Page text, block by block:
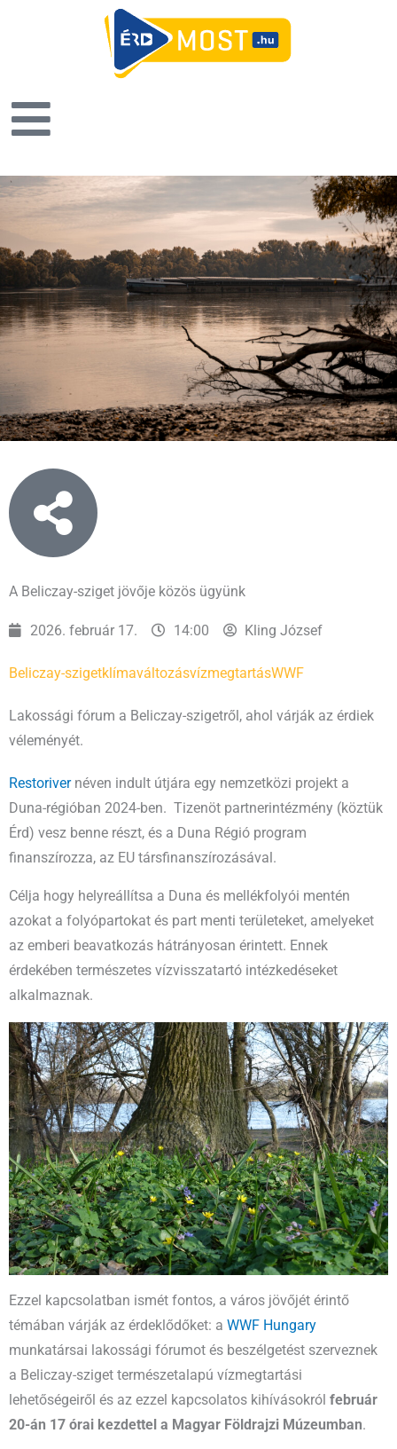
A Beliczay-sziget jövője közös ügyünk
2026. február 17. 14:00 Kling József
Beliczay-szigetklímaváltozásvízmegtartásWWF
Lakossági fórum a Beliczay-szigetről, ahol várják az érdiek
véleményét.
Restorivernéven indult útjára egy nemzetközi projekt a
Duna-régióban 2024-ben. Tizenöt partnerintézmény (köztük
Érd) vesz benne részt, és a Duna Régió program
finanszírozza, az EU társfinanszírozásával.
Célja hogy helyreállítsa a Duna és mellékfolyói mentén
azokat a folyópartokat és part menti területeket, amelyeket
az emberi beavatkozás hátrányosan érintett. Ennek
érdekében természetes vízvisszatartó intézkedéseket
alkalmaznak.
Ezzel kapcsolatban ismét fontos, a város jövőjét érintő
témában várják az érdeklődőket: a WWF Hungary
munkatársai lakossági fórumot és beszélgetést szerveznek
a Beliczay-sziget természetalapú vízmegtartási
lehetőségeiről és az ezzel kapcsolatos kihívásokról február
20-án 17 órai kezdettel a Magyar Földrajzi Múzeumban.